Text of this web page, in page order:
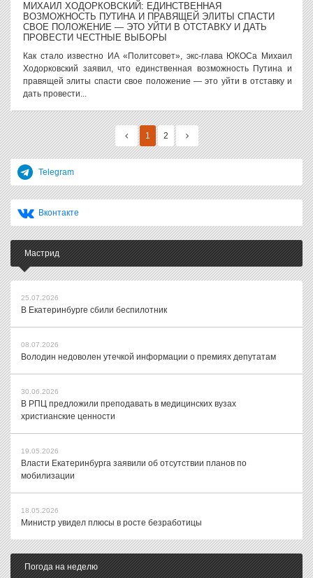
МИХАИЛ ХОДОРКОВСКИЙ: ЕДИНСТВЕННАЯ
ВОЗМОЖНОСТЬ ПУТИНА И ПРАВЯЩЕЙ ЭЛИТЫ СПАСТИ
СВОЕ ПОЛОЖЕНИЕ — ЭТО УЙТИ В ОТСТАВКУ И ДАТЬ
ПРОВЕСТИ ЧЕСТНЫЕ ВЫБОРЫ
Как стало известно ИА «Политсовет», экс-глава ЮКОСа Михаил
Ходорковский заявил, что единственная возможность Путина и
правящей элиты спасти свое положение — это уйти в отставку и
дать провести...
1 2
Telegram
Вконтакте
Мастрид
25.07.2026
В Екатеринбурге сбили беспилотник
08.07.2026
Володин недоволен утечкой информации о премиях депутатам
30.06.2026
В РПЦ предложили преподавать в медицинских вузах
христианские ценности
19.05.2026
Власти Екатеринбурга заявили об отсутствии планов по
мобилизации
18.05.2026
Министр увидел плюсы в росте безработицы
Погода на неделю